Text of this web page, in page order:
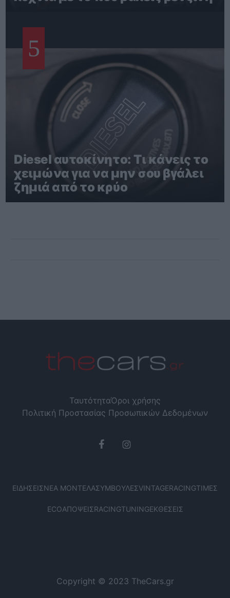
5
Diesel αυτοκίνητο: Τι κάνεις το
χειμώνα για να μην σου βγάλει
ζημιά από το κρύο
ΤαυτότηταΌροι χρήσης
Πολιτική Προστασίας Προσωπικών Δεδομένων
ΕΙΔΉΣΕΙΣΝΈΑ ΜΟΝΤΈΛΑΣΥΜΒΟΥΛΈΣVINTAGERACINGΤΙΜΈΣ
ECOΑΠΌΨΕΙΣRACINGTUNINGΕΚΘΈΣΕΙΣ
Copyright © 2023 TheCars.gr